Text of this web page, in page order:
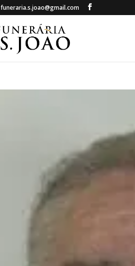
funeraria.s.joao@gmail.com